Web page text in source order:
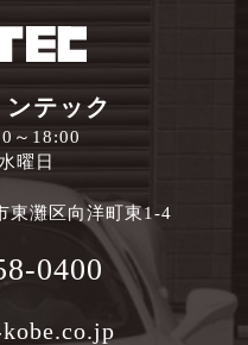
テック
～18:00
曜日
東灘区向洋町東1-4
0400